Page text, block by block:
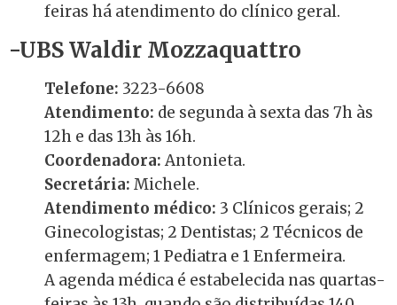
feiras há atendimento do clínico geral.
-UBS Waldir Mozzaquattro
Telefone: 3223-6608
Atendimento: de segunda à sexta das 7h às
12h e das 13h às 16h.
Coordenadora: Antonieta.
Secretária: Michele.
Atendimento médico: 3 Clínicos gerais; 2
Ginecologistas; 2 Dentistas; 2 Técnicos de
enfermagem; 1 Pediatra e 1 Enfermeira.
A agenda médica é estabelecida nas quartas-